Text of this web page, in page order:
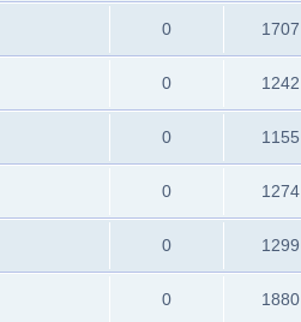
0 1707
0 1242
0 1155
0 1274
0 1299
0 1880